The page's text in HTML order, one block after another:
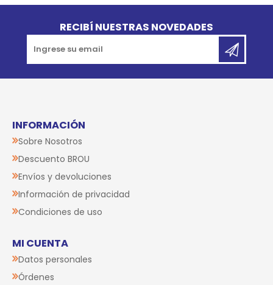
RECIBÍ NUESTRAS NOVEDADES
INFORMACIÓN
Sobre Nosotros
Descuento BROU
Envíos y devoluciones
Información de privacidad
Condiciones de uso
MI CUENTA
Datos personales
Órdenes